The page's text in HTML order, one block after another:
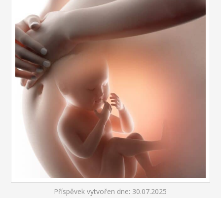
Příspěvek vytvořen dne: 30.07.2025